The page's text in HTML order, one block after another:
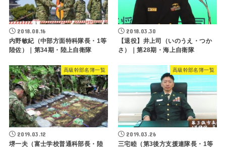
2018.08.16
内野敏紀（中部方面特科隊長・1等
陸佐）｜第34期・陸上自衛隊
2018.03.30
【退役】井上司（いのうえ・つか
さ）｜第28期・海上自衛隊
高級幹部名簿一覧
2019.03.12
堺一夫（富士学校普通科部長・陸
高級幹部名簿一覧
2019.03.26
三宅睦（第3後方支援連隊長・1等